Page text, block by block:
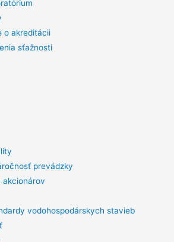
o akreditácii
sťažnosti
prevádzky
akcionárov
vodohospodárskych stavieb